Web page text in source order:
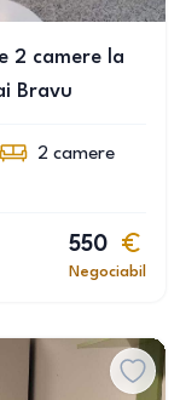
2 camere la
Bravu
2 camere
550
Negociabil